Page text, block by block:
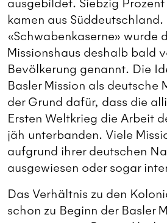
ausgebildet. Siebzig
kamen aus Süddeutschland.
«Schwabenkaserne» wurde
Missionshaus deshalb bald
Bevölkerung genannt. Die
Basler Mission als deutsche
der Grund dafür, dass die
Ersten Weltkrieg die Arbeit
jäh unterbanden. Viele
aufgrund ihrer deutschen
ausgewiesen oder sogar
Das Verhältnis zu den
schon zu Beginn der Basler